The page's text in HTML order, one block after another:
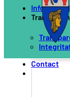
Informații
Contact